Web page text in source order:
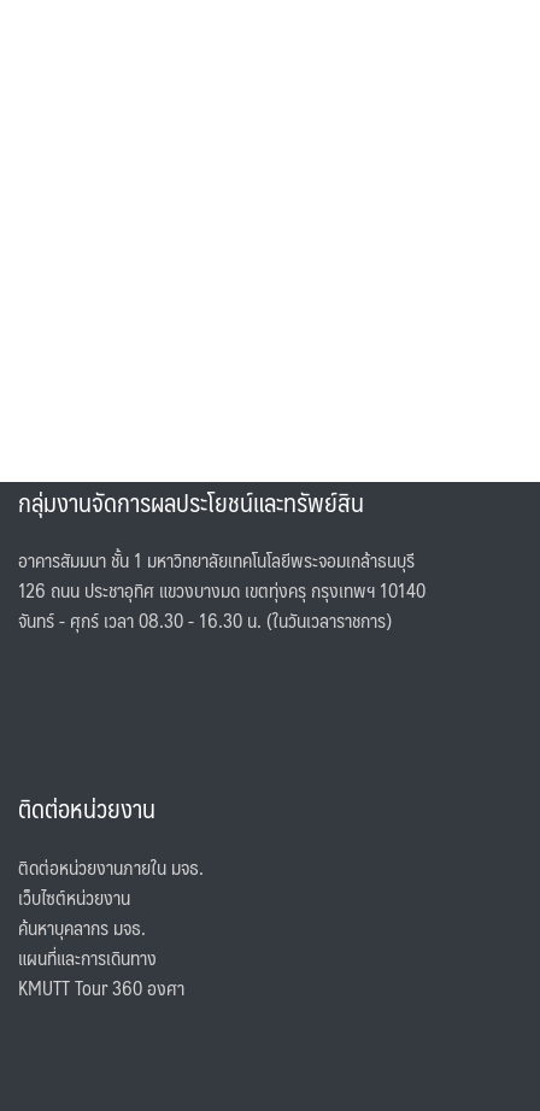
กลุ่มงานจัดการผลประโยชน์และทรัพย์สิน
อาคารสัมมนา ชั้น 1 มหาวิทยาลัยเทคโนโลยีพระจอมเกล้าธนบุรี
126 ถนน ประชาอุทิศ แขวงบางมด เขตทุ่งครุ กรุงเทพฯ 10140
จันทร์ - ศุกร์ เวลา 08.30 - 16.30 น. (ในวันเวลาราชการ)
ติดต่อหน่วยงาน
ติดต่อหน่วยงานภายใน มจธ.
เว็บไซต์หน่วยงาน
ค้นหาบุคลากร มจธ.
แผนที่และการเดินทาง
KMUTT Tour 360 องศา